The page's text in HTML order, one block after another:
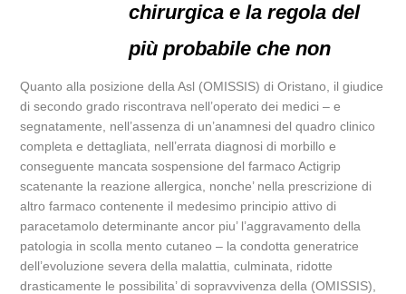
chirurgica e la regola del
più probabile che non
Quanto alla posizione della Asl (OMISSIS) di Oristano, il giudice
di secondo grado riscontrava nell’operato dei medici – e
segnatamente, nell’assenza di un’anamnesi del quadro clinico
completa e dettagliata, nell’errata diagnosi di morbillo e
conseguente mancata sospensione del farmaco Actigrip
scatenante la reazione allergica, nonche’ nella prescrizione di
altro farmaco contenente il medesimo principio attivo di
paracetamolo determinante ancor piu’ l’aggravamento della
patologia in scolla mento cutaneo – la condotta generatrice
dell’evoluzione severa della malattia, culminata, ridotte
drasticamente le possibilita’ di sopravvivenza della (OMISSIS),